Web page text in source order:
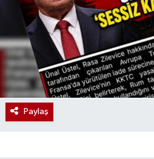
Paylaş